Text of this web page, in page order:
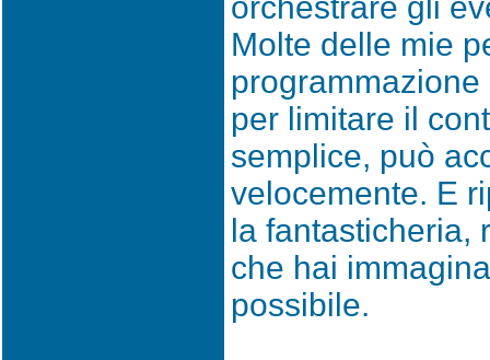
Molte delle mie
per limitare il
semplice, può
velocemente. E
la fantasticheria,
che hai
possibile.